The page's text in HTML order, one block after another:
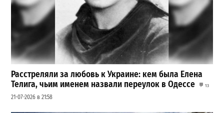
Расстреляли за любовь к Украине: кем была Елена
Телига, чьим именем назвали переулок в Одессе
13
21-07-2026 в 21:58